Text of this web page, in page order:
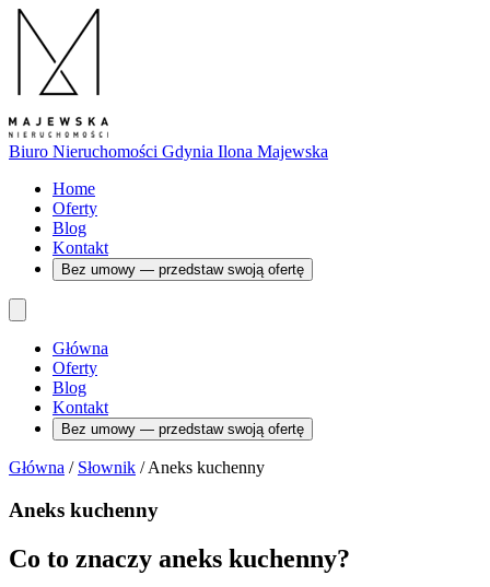
Biuro Nieruchomości Gdynia Ilona Majewska
Home
Oferty
Blog
Kontakt
Bez umowy — przedstaw swoją ofertę
Główna
Oferty
Blog
Kontakt
Bez umowy — przedstaw swoją ofertę
Główna / Słownik / Aneks kuchenny
Aneks kuchenny
Co to znaczy aneks kuchenny?